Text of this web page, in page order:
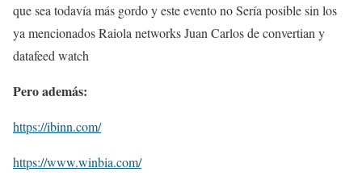
que sea todavía más gordo y este evento no Sería posible sin los
ya mencionados Raiola networks Juan Carlos de convertian y
datafeed watch
Pero además:
https://ibinn.com/
https://www.winbia.com/